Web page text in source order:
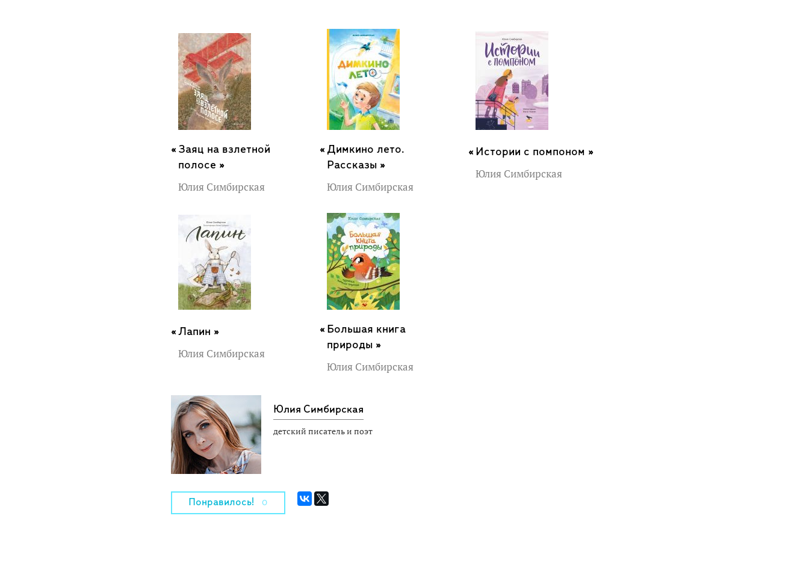
Заяц на взлетной
полосе »
Юлия Симбирская
Димкино лето.
Рассказы »
Юлия Симбирская
Истории с помпоном »
Юлия Симбирская
Лапин »
Юлия Симбирская
Большая книга
природы »
Юлия Симбирская
Юлия Симбирская
детский писатель и поэт
Понравилось! 0